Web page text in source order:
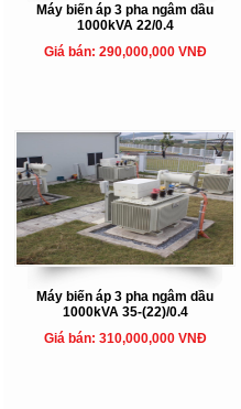
Máy biến áp 3 pha ngâm dầu
1000kVA 22/0.4
Giá bán: 290,000,000 VNĐ
Máy biến áp 3 pha ngâm dầu
1000kVA 35-(22)/0.4
Giá bán: 310,000,000 VNĐ